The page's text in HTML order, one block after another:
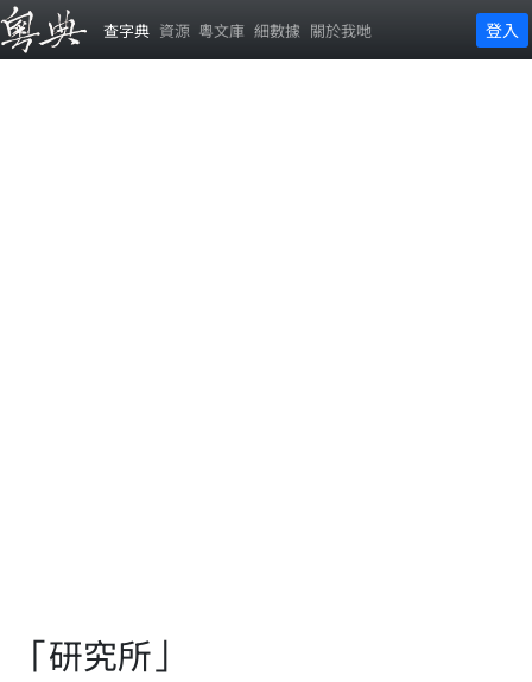
查字典 資源 粵文庫 細數據 關於我哋 登入
「研究所」